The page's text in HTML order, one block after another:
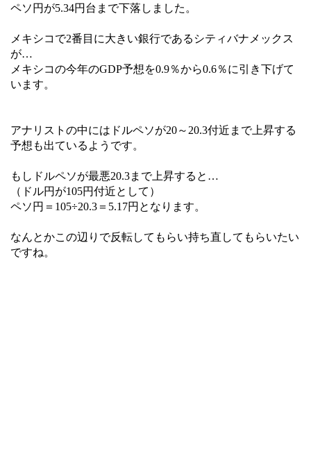
ペソ円が5.34円台まで下落しました。
メキシコで2番目に大きい銀行であるシティバナメックス
が…
メキシコの今年のGDP予想を0.9％から0.6％に引き下げて
います。
アナリストの中にはドルペソが20～20.3付近まで上昇する
予想も出ているようです。
もしドルペソが最悪20.3まで上昇すると…
（ドル円が105円付近として）
ペソ円＝105÷20.3＝5.17円となります。
なんとかこの辺りで反転してもらい持ち直してもらいたい
ですね。